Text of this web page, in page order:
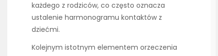
każdego z rodziców, co często oznacza
ustalenie harmonogramu kontaktów z
dziećmi.
Kolejnym istotnym elementem orzeczenia